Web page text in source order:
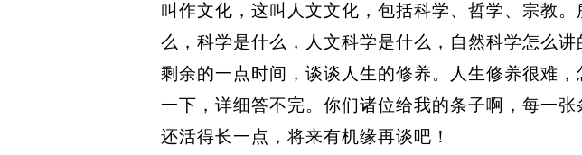
叫作文化，这叫人文文化，包括科学、哲学、宗教
么，科学是什么，人文科学是什么，自然科学怎么
剩余的一点时间，谈谈人生的修养。人生修养很难
一下，详细答不完。你们诸位给我的条子啊，每一
还活得长一点，将来有机缘再谈吧！